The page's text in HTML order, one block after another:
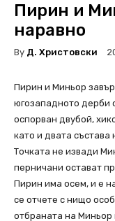
Пирин и
наравно
By Д. Христовски
Пирин и Миньор
югозападното дерби
оспорван двубой,
като и двата
Точката не извади
перничани остават
Пирин има осем, и е
се отчете с нищо
отбраната на